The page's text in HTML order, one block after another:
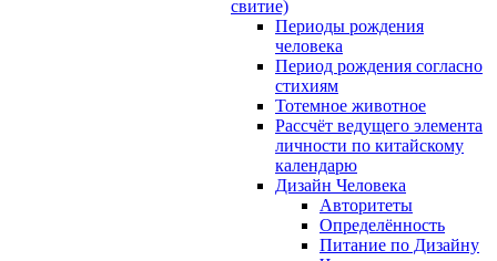
свитие)
Периоды рождения
человека
Период рождения согласно
стихиям
Тотемное животное
Рассчёт ведущего элемента
личности по китайскому
календарю
Дизайн Человека
Авторитеты
Определённость
Питание по Дизайну